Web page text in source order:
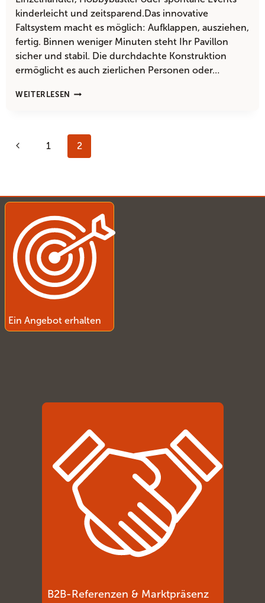
kinderleicht und zeitsparend.Das innovative
Faltsystem macht es möglich: Aufklappen, ausziehen,
fertig. Binnen weniger Minuten steht Ihr Pavillon
sicher und stabil. Die durchdachte Konstruktion
ermöglicht es auch zierlichen Personen oder…
WEITERLESEN
KANN
ALLEINE
AUFBAUEN?
Seitennavigation
Vorherige
1 2
Ein Angebot erhalten
B2B-Referenzen & Marktpräsenz